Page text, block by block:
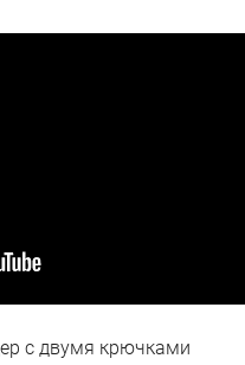
с двумя крючками